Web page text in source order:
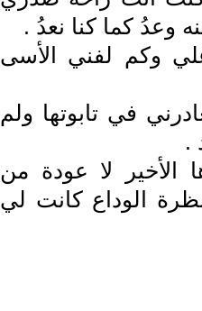
وعدُ كما كنا نعدُ .
وكم لفني الأسى
في تابوتها ولم
.
لا عودة من
الوداع كانت لي